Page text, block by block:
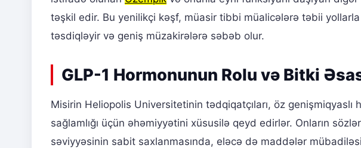
təşkil edir. Bu yenilikçi kəşf, müasir tibbi müalicələrə təbii
təsdiqləyir və geniş müzakirələrə səbəb olur.
GLP-1 Hormonunun Rolu və Bitki
Misirin Heliopolis Universitetinin tədqiqatçıları, öz genişmiqyaslı
sağlamlığı üçün əhəmiyyətini xüsusilə qeyd edirlər. Onların
səviyyəsinin sabit saxlanmasında, eləcə də maddələr